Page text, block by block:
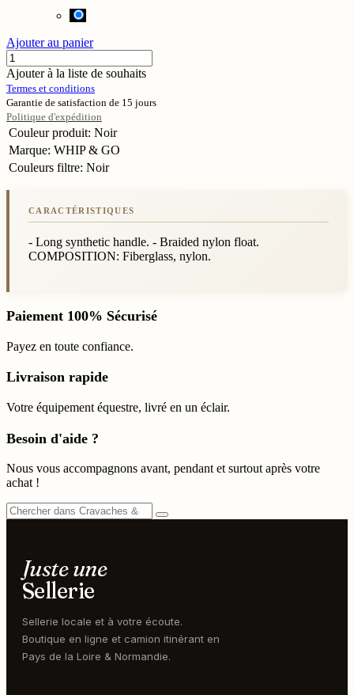
Ajouter au panier
Ajouter à la liste de souhaits
Termes et conditions
Garantie de satisfaction de 15 jours
Politique d'expédition
Couleur produit: Noir
Marque: WHIP & GO
Couleurs filtre: Noir
- Long synthetic handle. - Braided nylon float.
COMPOSITION: Fiberglass, nylon.
Paiement 100% Sécurisé
Payez en toute confiance.
Livraison rapide
Votre équipement équestre, livré en un éclair.
Besoin d'aide ?
Nous vous accompagnons avant, pendant et surtout après votre
achat !
Juste une
Sellerie
Sellerie locale et à votre écoute.
Boutique en ligne et camion itinérant en
Pays de la Loire & Normandie.